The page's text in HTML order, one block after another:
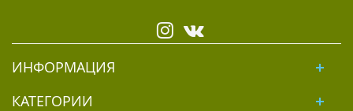
ИНФОРМАЦИЯ
КАТЕГОРИИ